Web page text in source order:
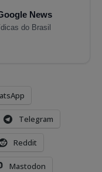
News
do Brasil
Telegram
Reddit
Mastodon